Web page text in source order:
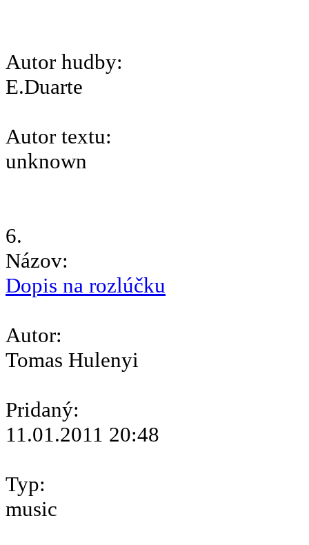
Autor hudby:
E.Duarte
Autor textu:
unknown
6.
Názov:
Dopis na rozlúčku
Autor:
Tomas Hulenyi
Pridaný:
11.01.2011 20:48
Typ:
music